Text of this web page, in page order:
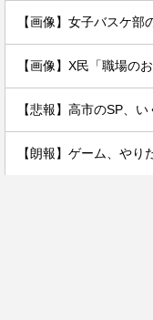
【画像】女子バスケ